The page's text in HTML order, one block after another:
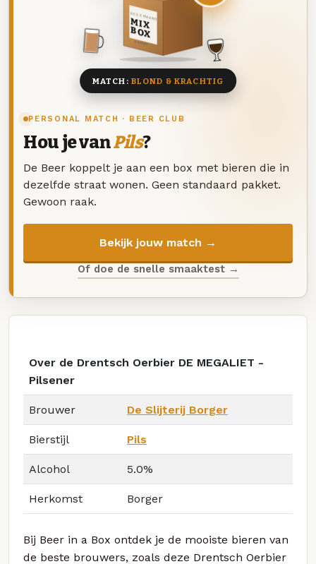
PERSONAL MATCH · BEER CLUB
Hou je vanPils?
De Beer koppelt je aan een box met bieren die in
dezelfde straat wonen. Geen standaard pakket.
Gewoon raak.
Bekijk jouw match →
Of doe de snelle smaaktest →
DEZE MAAND
MIX
BOX
8 BIEREN
MATCH: BLOND & KRACHTIG
Over de Drentsch Oerbier DE MEGALIET -
Pilsener
Brouwer De Slijterij Borger
Bierstijl Pils
Alcohol 5.0%
Herkomst Borger
Bij Beer in a Box ontdek je de mooiste bieren van
de beste brouwers, zoals deze Drentsch Oerbier